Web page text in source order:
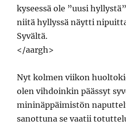
kyseessä ole ”uusi
niitä hyllyssä näytti
Syvältä.
</aargh>
Nyt kolmen viikon
olen vihdoinkin päässyt
mininäppäimistön
sanottuna se vaatii